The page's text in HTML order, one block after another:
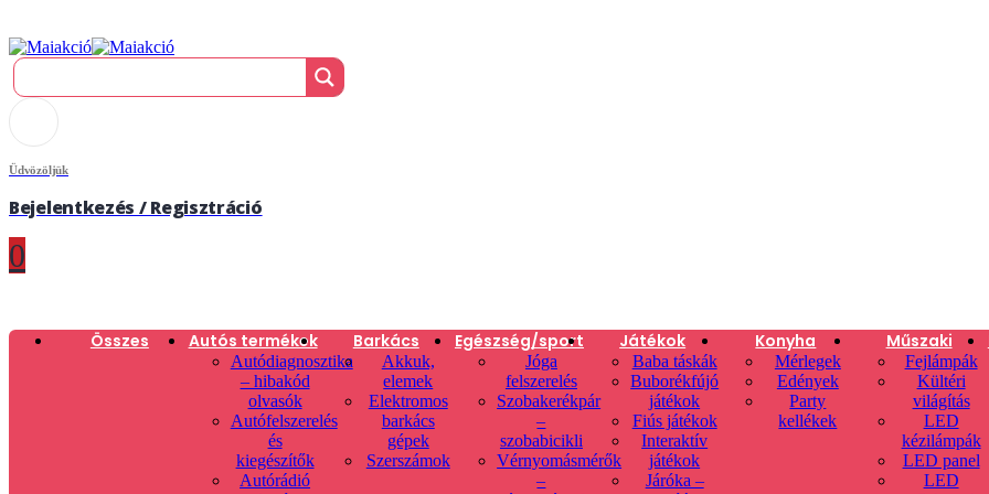
Üdvözöljük
Bejelentkezés / Regisztráció
0
Összes Autós termékek
Autódiagnosztika
– hibakód
olvasók
Autófelszerelés
és
kiegészítők
Autórádió
Barkács
Akkuk,
elemek
Elektromos
barkács
gépek
Szerszámok
Egészség/sport
Jóga
felszerelés
Szobakerékpár
–
szobabicikli
Vérnyomásmérők
–
Játékok
Baba táskák
Buborékfújó
játékok
Fiús játékok
Interaktív
játékok
Járóka –
Konyha
Mérlegek
Edények
Party
kellékek
Műszaki
Fejlámpák
Kültéri
világítás
LED
kézilámpák
LED panel
LED